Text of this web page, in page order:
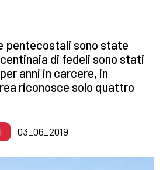
pentecostali sono state
di fedeli sono stati
anni in carcere, in
riconosce solo quattro
03_06_2019